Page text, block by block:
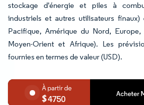
stockage d'énergie et piles à
industriels et autres utilisateurs
Pacifique, Amérique du Nord,
Moyen-Orient et Afrique). Les
fournies en termes de valeur (USD).
4750